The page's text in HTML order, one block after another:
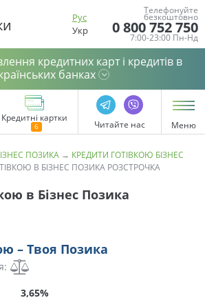
Рус
Укр
Телефонуйте
безкоштовно
0 800 752 750
7:00-23:00 Пн-Нд
кредитних карт і кредитів в
банках
Кредитні картки
Читайте нас Меню
ПОЗИКА → КРЕДИТИ ГОТІВКОЮ БІЗНЕС
В БІЗНЕС ПОЗИКА РОЗСТРОЧКА
в Бізнес Позика
– Твоя Позика
3,65%